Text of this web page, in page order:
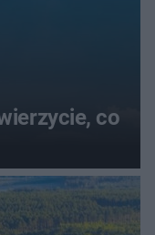
co